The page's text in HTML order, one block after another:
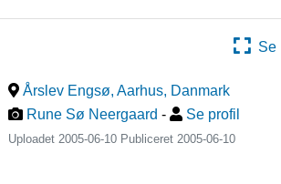
Se
Årslev Engsø, Aarhus, Danmark
Rune Sø Neergaard - Se profil
Uploadet 2005-06-10 Publiceret 2005-06-10